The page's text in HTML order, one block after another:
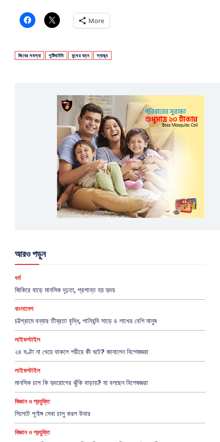
More
জিবের সমস্যা পুষ্টিঘাটতি মুখের যত্ন স্বাস্থ্য
আরও পড়ুন
ধর্ম
জিকিরে বাড়ে মানসিক দৃঢ়তা, প্রশান্ত হয় হৃদয়
বাংলাদেশ
চট্টগ্রামে বন্যার তীব্রতা বৃদ্ধি, পানিবন্দি সাড়ে ৪ লাখের বেশি মানুষ
লাইফস্টাইল
২৪ ঘণ্টা না খেয়ে থাকলে শরীরে কী ঘটে? জানালেন বিশেষজ্ঞরা
লাইফস্টাইল
মানসিক চাপ কি হৃদরোগের ঝুঁকি বাড়ায়? যা বলছেন বিশেষজ্ঞরা
বিজ্ঞান ও প্রযুক্তি
সিলেটে পূর্ণাঙ্গ সেবা চালু করল উবার
বিজ্ঞান ও প্রযুক্তি